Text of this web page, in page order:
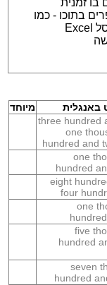
זמנית
בתוכו - כמו
באנגלית מיוחד
three hundred
one
hundred and
one
hundred
eight
four
one
five
hundred
seven
hundred